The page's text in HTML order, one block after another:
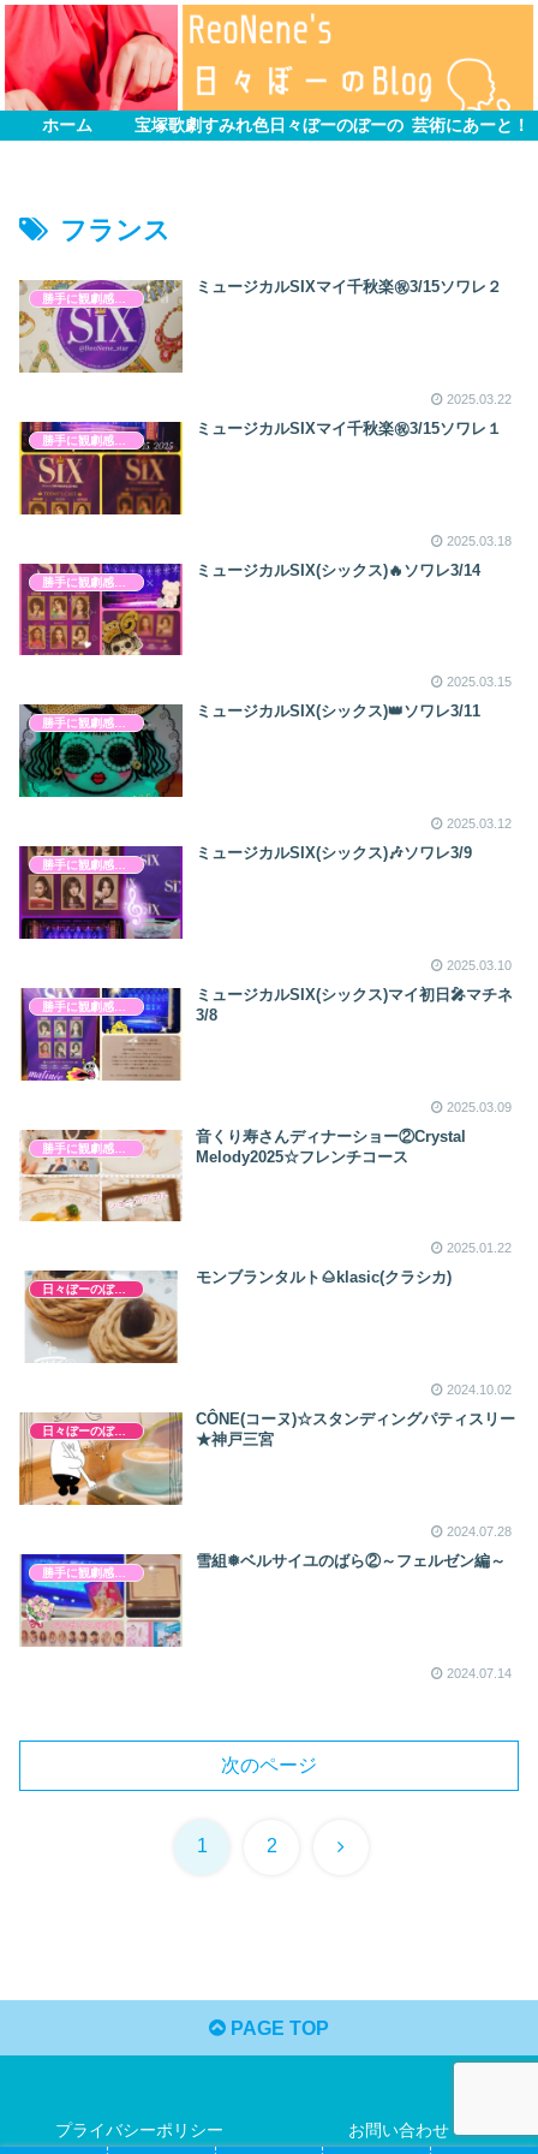
ホーム 宝塚歌劇すみれ色日々ぼーのぼーの 芸術にあーと！
フランス
ミュージカルSIXマイ千秋楽㊗️3/15ソワレ２
2025.03.22
ミュージカルSIXマイ千秋楽㊗️3/15ソワレ１
2025.03.18
ミュージカルSIX(シックス)🔥ソワレ3/14
2025.03.15
勝手に観劇感想文
ミュージカルSIX(シックス)👑ソワレ3/11
2025.03.12
ミュージカルSIX(シックス)🎶ソワレ3/9
2025.03.10
ミュージカルSIX(シックス)マイ初日🎤マチネ
3/8
2025.03.09
音くり寿さんディナーショー②Crystal
Melody2025☆フレンチコース
2025.01.22
日々ぼーのぼーの
モンブランタルト🌰klasic(クラシカ)
2024.10.02
日々ぼーのぼーの
CÔNE(コーヌ)☆スタンディングパティスリー
★神戸三宮
2024.07.28
雪組❅ベルサイユのばら②～フェルゼン編～
2024.07.14
次のページ
1 2 次
PAGE TOP
プライバシーポリシー お問い合わせ